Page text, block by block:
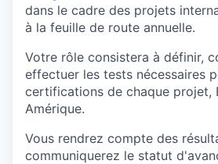
dans le cadre des projets
à la feuille de route annuelle.
Votre rôle consistera à définir,
effectuer les tests nécessaires
certifications de chaque projet,
Amérique.
Vous rendrez compte des
communiquerez le statut